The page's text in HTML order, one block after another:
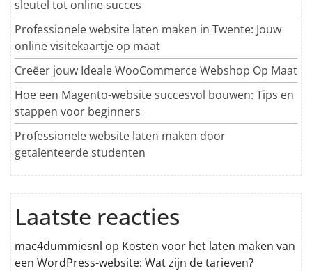
sleutel tot online succes
Professionele website laten maken in Twente: Jouw
online visitekaartje op maat
Creëer jouw Ideale WooCommerce Webshop Op Maat
Hoe een Magento-website succesvol bouwen: Tips en
stappen voor beginners
Professionele website laten maken door
getalenteerde studenten
Laatste reacties
mac4dummiesnl op Kosten voor het laten maken van
een WordPress-website: Wat zijn de tarieven?